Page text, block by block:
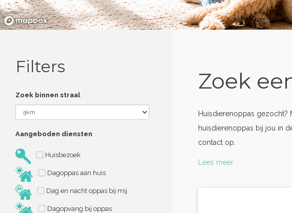
Filters
Zoek binnen straal
Aangeboden diensten
Huisbezoek
Dagoppas aan huis
Dag en nacht oppas bij mij
Dagopvang bij oppas
Zoek
Huisdierenoppas gezocht?
huisdierenoppas bij jou in
contact op.
Lees meer